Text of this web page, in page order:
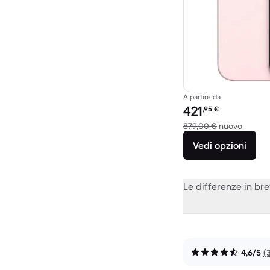
A partire da
Prezzo del
421,95 €
879,00 € nuovo
Vedi opzioni
Le differenze in
4,6/5